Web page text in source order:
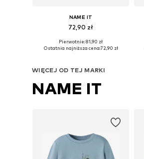
NAME IT
72,90 zł
Dostępne w różnych rozmiarach
Pierwotnie: 81,90 zł
Ostatnia najniższa cena:72,90 zł
WIĘCEJ OD TEJ MARKI
NAME IT